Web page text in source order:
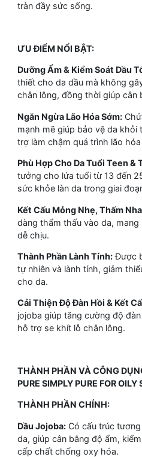
tràn đầy sức sống.
ƯU ĐIỂM NỔI BẬT:
Dưỡng Ẩm & Kiểm Soát Dầu
thiết cho da dầu mà không
chân lông, đồng thời giúp cân
Ngăn Ngừa Lão Hóa Sớm:
mạnh mẽ giúp bảo vệ da
trợ làm chậm quá trình lão
Phù Hợp Cho Da Tuổi Teen &
tưởng cho lứa tuổi từ 13 đến
sức khỏe làn da trong giai
Kết Cấu Mỏng Nhẹ, Thấm
dàng thẩm thấu vào da,
dễ chịu.
Thành Phần Lành Tính:Được
tự nhiên và lành tính, giảm
cho da.
Cải Thiện Độ Đàn Hồi & Kết
jojoba giúp tăng cường độ
hỗ trợ se khít lỗ chân lông.
THÀNH PHẦN VÀ CÔNG
PURE SIMPLY PURE FOR OILY
THÀNH PHẦN CHÍNH:
Dầu Jojoba: Có cấu trúc
da, giúp cân bằng độ ẩm,
cấp chất chống oxy hóa.